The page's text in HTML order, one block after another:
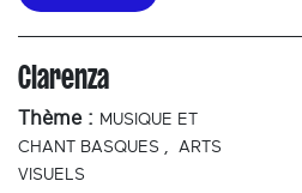
Clarenza
Thème : MUSIQUE ET
CHANT BASQUES , ARTS
VISUELS